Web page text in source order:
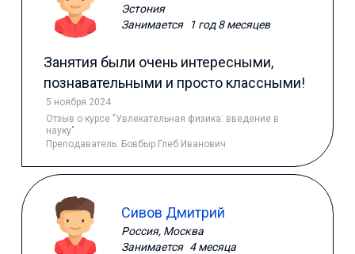
Эстония
Занимается
1 год 8 месяцев
Занятия были очень интересными,
познавательными и просто классными!
5 ноября 2024
Отзыв о курсе "Увлекательная физика: введение в
науку"
Преподаватель: Бовбыр Глеб Иванович
Сивов Дмитрий
Россия, Москва
Занимается 4 месяца